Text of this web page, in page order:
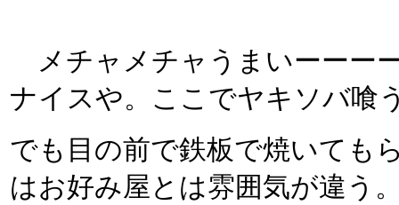
メチャメチャうまいーーー
ナイスや。ここでヤキソバ喰
でも目の前で鉄板で焼いても
はお好み屋とは雰囲気が違う